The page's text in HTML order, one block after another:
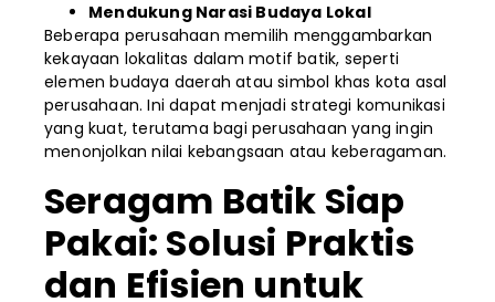
Mendukung Narasi Budaya Lokal
Beberapa perusahaan memilih menggambarkan
kekayaan lokalitas dalam motif batik, seperti
elemen budaya daerah atau simbol khas kota asal
perusahaan. Ini dapat menjadi strategi komunikasi
yang kuat, terutama bagi perusahaan yang ingin
menonjolkan nilai kebangsaan atau keberagaman.
Seragam Batik Siap
Pakai: Solusi Praktis
dan Efisien untuk